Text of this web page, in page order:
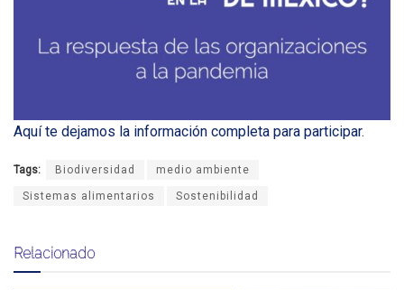
Aquí te dejamos la información completa para participar.
Tags: Biodiversidad medio ambiente
Sistemas alimentarios Sostenibilidad
Relacionado